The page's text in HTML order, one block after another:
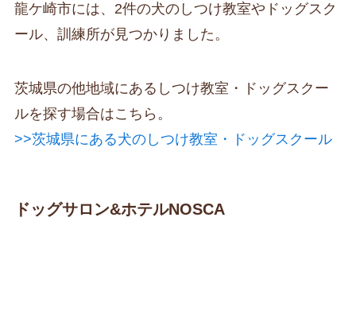
龍ケ崎市には、2件の犬のしつけ教室やドッグスク
ール、訓練所が見つかりました。
茨城県の他地域にあるしつけ教室・ドッグスクー
ルを探す場合はこちら。
>>茨城県にある犬のしつけ教室・ドッグスクール
ドッグサロン&ホテルNOSCA